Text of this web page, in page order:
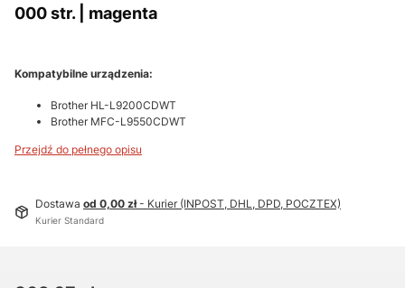
000 str. | magenta
Kompatybilne urządzenia:
Brother HL-L9200CDWT
Brother MFC-L9550CDWT
Przejdź do pełnego opisu
Dostawa od 0,00 zł- Kurier (INPOST, DHL, DPD, POCZTEX)
Kurier Standard